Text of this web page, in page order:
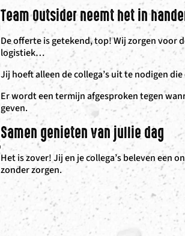
Team Outsider neemt het in
De offerte is getekend, top! Wij zorgen
logistiek…
Jij hoeft alleen de collega’s uit te nodigen
Er wordt een termijn afgesproken tegen
geven.
Samen genieten van jullie dag
Het is zover! Jij en je collega’s beleven een
zonder zorgen.